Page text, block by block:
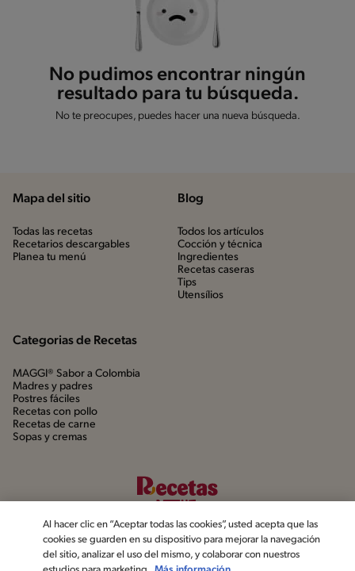
No pudimos encontrar ningún
resultado para tu búsqueda.
No te preocupes, puedes hacer una nueva búsqueda.
Mapa del sitio
Todas las recetas
Recetarios descargables
Planea tu menú
Blog
Todos los artículos
Cocción y técnica
Ingredientes
Recetas caseras
Tips
Utensílios
Categorias de Recetas
MAGGI® Sabor a Colombia
Madres y padres
Postres fáciles
Recetas con pollo
Recetas de carne
Sopas y cremas
Al hacer clic en “Aceptar todas las cookies”, usted acepta que las
cookies se guarden en su dispositivo para mejorar la navegación
del sitio, analizar el uso del mismo, y colaborar con nuestros